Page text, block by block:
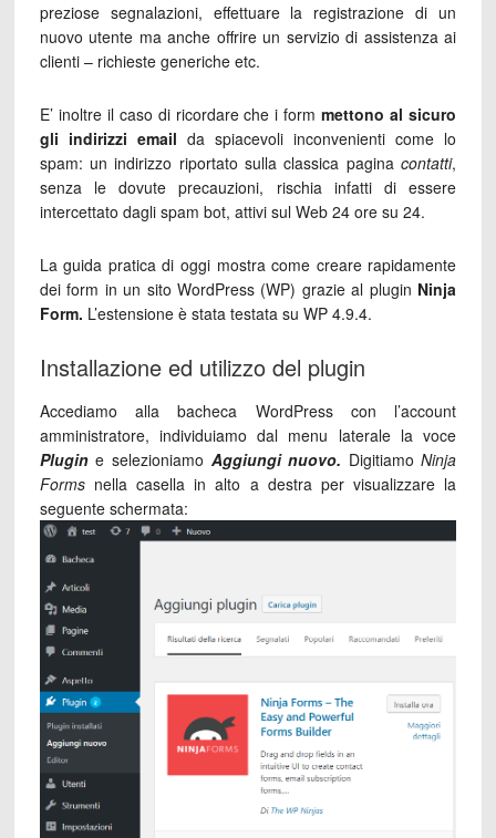
preziose segnalazioni, effettuare la registrazione di un
nuovo utente ma anche offrire un servizio di assistenza ai
clienti – richieste generiche etc.
E’ inoltre il caso di ricordare che i formmettono al sicuro
gli indirizzi email da spiacevoli inconvenienti come lo
spam: un indirizzo riportato sulla classica paginacontatti,
senza le dovute precauzioni, rischia infatti di essere
intercettato dagli spam bot, attivi sul Web 24 ore su 24.
La guida pratica di oggi mostra come creare rapidamente
dei form in un sito WordPress (WP) grazie al plugin Ninja
Form. L’estensione è stata testata su WP 4.9.4.
Installazione ed utilizzo del plugin
Accediamo alla bacheca WordPress con l’account
amministratore, individuiamo dal menu laterale la voce
Plugine selezioniamo Aggiungi nuovo. DigitiamoNinja
Formsnella casella in alto a destra per visualizzare la
seguente schermata: